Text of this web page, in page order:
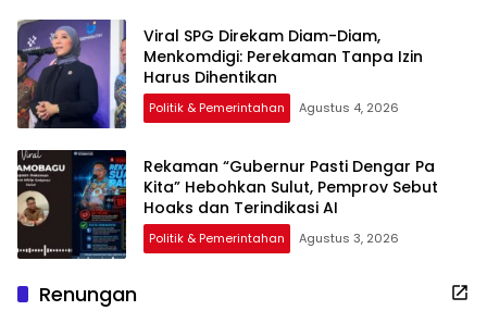
Viral SPG Direkam Diam-Diam,
Menkomdigi: Perekaman Tanpa Izin
Harus Dihentikan
Politik & Pemerintahan Agustus 4, 2026
Rekaman “Gubernur Pasti Dengar Pa
Kita” Hebohkan Sulut, Pemprov Sebut
Hoaks dan Terindikasi AI
Politik & Pemerintahan Agustus 3, 2026
Renungan